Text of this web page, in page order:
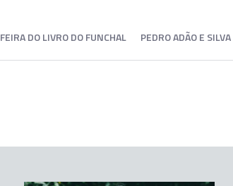
FEIRA DO LIVRO DO FUNCHAL PEDRO ADÃO E SILVA